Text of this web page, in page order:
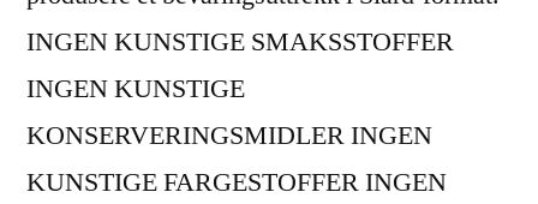
INGEN KUNSTIGE SMAKSSTOFFER
INGEN KUNSTIGE
KONSERVERINGSMIDLER INGEN
KUNSTIGE FARGESTOFFER INGEN